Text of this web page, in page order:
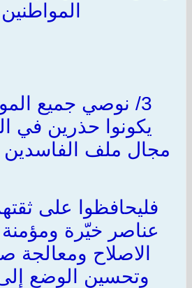
3/ نوصي جميع
يكونوا حذرين في
مجال ملف الفاسدين
فليحافظوا على
عناصر خيّرة
الاصلاح ومعالجة
وتحسين الوضع